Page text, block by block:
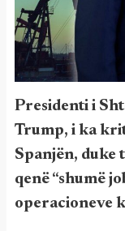
Presidenti i
Trump, i ka
Spanjën, duke
qenë “shumë
operacioneve